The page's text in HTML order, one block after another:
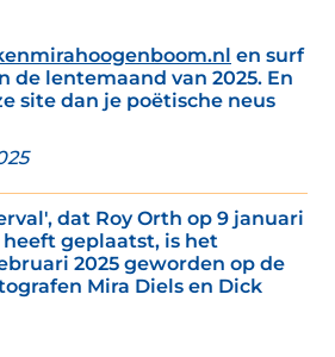
en surf
de lentemaand van 2025. En
site dan je poëtische neus
dat Roy Orth op 9 januari
heeft geplaatst, is het
2025 geworden op de
Mira Diels en Dick